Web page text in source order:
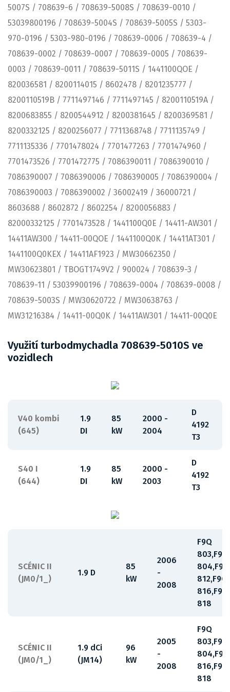
5007S / 708639-6 / 708639-5008S / 708639-0010 /
53039800196 / 708639-5004S / 708639-5005S / 5303-
970-0196 / 5303-980-0196 / 708639-0006 / 708639-4 /
708639-0002 / 708639-0007 / 708639-0005 / 708639-
0003 / 708639-0011 / 708639-5011S / 1441100QOE /
820036581 / 8200114015 / 8602478 / 8201235777 /
8200110519B / 7711497146 / 7711497145 / 8200110519A /
8200683855 / 8200544912 / 8200381645 / 8200369581 /
8200332125 / 8200256077 / 7711368748 / 7711135749 /
7711135336 / 7701478024 / 7701477263 / 7701474960 /
7701473526 / 7701472775 / 7086390011 / 7086390010 /
7086390007 / 7086390006 / 7086390005 / 7086390004 /
7086390003 / 7086390002 / 36002419 / 36000721 /
8603688 / 8602872 / 8602254 / 8200056883 /
82000332125 / 7701473528 / 1441100Q0E / 14411-AW301 /
14411AW300 / 14411-00QOE / 1441100Q0K / 14411AT301 /
1441100Q0KEX / 14411AF1923 / MW30662350 /
MW30623801 / TBOGT1749V2 / 900024 / 708639-3 /
708639-11 / 53039900196 / 708639-0004 / 708639-0008 /
708639-5003S / MW30620722 / MW30638763 /
MW31216384 / 14411-00Q0K / 14411AW301 / 14411-00Q0E
Využití turbodmychadla 708639-5010S ve
vozidlech
V40 kombi
(645)
1.9
DI
85
kW
2000 -
2004
D
4192
T3
S40 I
(644)
1.9
DI
85
kW
2000 -
2003
D
4192
T3
SCÉNIC II
(JM0/1_)
1.9 D
85
kW
2006
-
2008
F9Q
803,F9Q
804,F9Q
812,F9Q
816,F9Q
818
SCÉNIC II
(JM0/1_)
1.9 dCi
(JM14)
96
kW
2005
-
2008
F9Q
803,F9Q
804,F9Q
816,F9Q
818